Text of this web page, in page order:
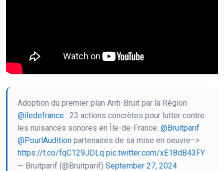
Adoption du premier plan Anti-Bruit par la Région
@iledefrance : 23 actions concrètes pour lutter contre
les nuisances sonores en Île-de-France. @Bruitparif
@PourlAudition partenaires de sa mise en oeuvre–>
https://t.co/fqC129JDLq pic.twitter.com/xE18dB43FY
— Bruitparif (@Bruitparif) September 27, 2024